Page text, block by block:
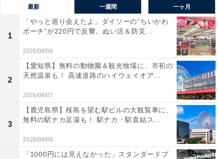
最新 一週間 一ヶ月
1
「やっと巡り会えたよ」ダイソーの“ちいかわ
ポーチ”が220円で反響。ぬい活＆防災...
2026/08/06
2
【愛知県】無料の動物園＆観光牧場に、市初の
天然温泉も！ 高速道路のハイウェイオア...
2026/08/07
3
【鹿児島県】桜島を望む駅ビルの大観覧車に、
無料の駅ナカ足湯も！ 駅ナカ・駅直結ス...
2026/08/08
「1000円には見えなかった」スタンダードプ